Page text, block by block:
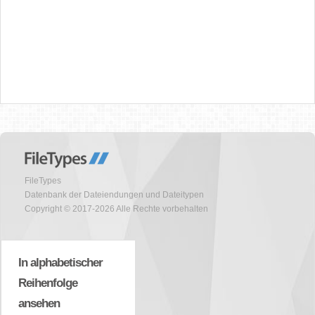
FileTypes
Datenbank der Dateiendungen und Dateitypen
Copyright © 2017-2026 Alle Rechte vorbehalten
In alphabetischer
Reihenfolge
ansehen